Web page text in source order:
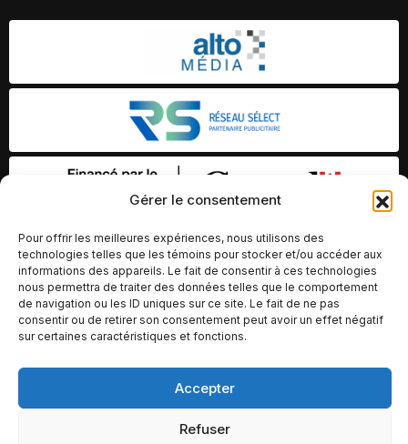
Gérer le consentement
Pour offrir les meilleures expériences, nous utilisons des
technologies telles que les témoins pour stocker et/ou accéder aux
informations des appareils. Le fait de consentir à ces technologies
nous permettra de traiter des données telles que le comportement
de navigation ou les ID uniques sur ce site. Le fait de ne pas
consentir ou de retirer son consentement peut avoir un effet négatif
sur certaines caractéristiques et fonctions.
Accepter
Refuser
© Copyright 2026 – Altomédia Inc |
Ce site internet a été conçu et développé par Chameleon Ideas